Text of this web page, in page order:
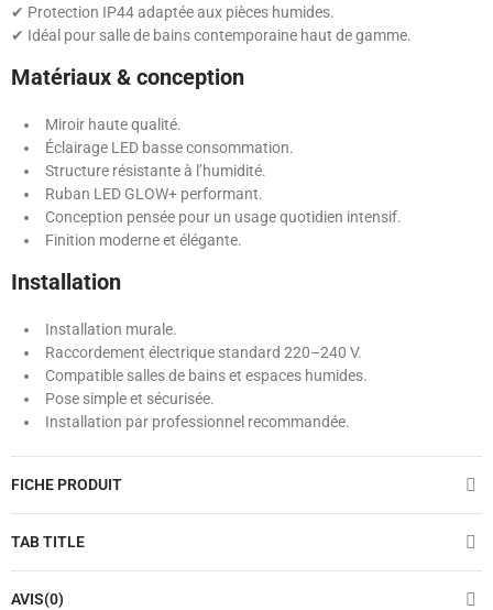
✔ Protection IP44 adaptée aux pièces humides.
✔ Idéal pour salle de bains contemporaine haut de gamme.
Matériaux & conception
Miroir haute qualité.
Éclairage LED basse consommation.
Structure résistante à l’humidité.
Ruban LED GLOW+ performant.
Conception pensée pour un usage quotidien intensif.
Finition moderne et élégante.
Installation
Installation murale.
Raccordement électrique standard 220–240 V.
Compatible salles de bains et espaces humides.
Pose simple et sécurisée.
Installation par professionnel recommandée.
FICHE PRODUIT
TAB TITLE
AVIS(0)